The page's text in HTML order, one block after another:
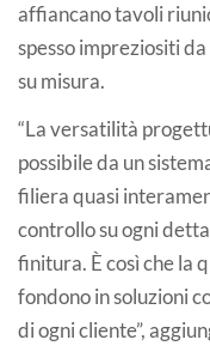
affiancano tavoli
spesso impreziositi
su misura.
“La versatilità
possibile da un
filiera quasi
controllo su ogni
finitura. È così che la
fondono in soluzioni
di ogni cliente”,